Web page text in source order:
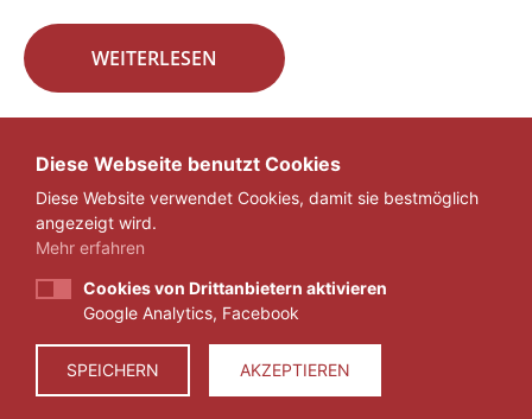
WEITERLESEN
« 1 ... 15 16 17 ... 29 »
IMPRESSUM
DATENSCHUTZ
© 2026 ZEIT FÜR VERANTWORTUNG E.V.
Diese Webseite benutzt Cookies
Diese Website verwendet Cookies, damit sie bestmöglich
angezeigt wird.
Mehr erfahren
Cookies von Drittanbietern aktivieren
Google Analytics, Facebook
SPEICHERN AKZEPTIEREN